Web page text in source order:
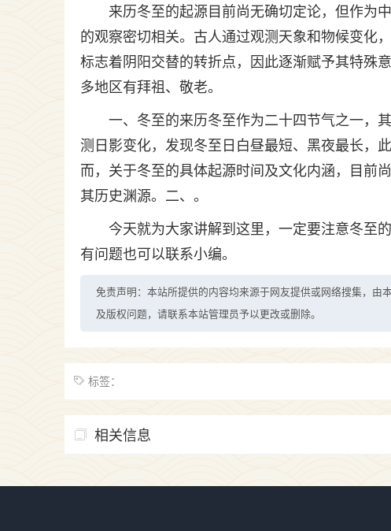
来历冬至的起源目前尚无确切定论，但作为
的观察密切相关。古人通过观测天象和物候变化
标志着阴阳交替的转折点，因此逐渐赋予其特殊
多地区有拜祖、敬老。
一、冬至的来历冬至作为二十四节气之一，
测日影变化，发现冬至日白昼最短、黑夜最长，
而，关于冬至的具体起源时间及文化内涵，目前
其历史渊源。二、。
今天就为大家讲解到这里，一定要注意冬至
有问题也可以联系小编。
免责声明：本站所提供的内容均来源于网友提供或网络搜集，
及版权问题，请联系本站管理员予以更改或删除。
标签：
相关信息